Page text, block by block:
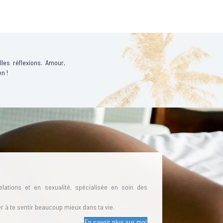
réflexions. Amour,
!
et en sexualité, spécialisée en soin des
à te sentir beaucoup mieux dans ta vie.